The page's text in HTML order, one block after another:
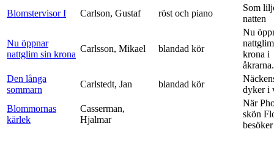
Blomstervisor I
Carlson, Gustaf röst och piano
Som
natten
Nu öppnar
nattglim sin krona
Carlsson, Mikael blandad kör
Nu
krona i
Den långa
sommarn
Carlstedt, Jan blandad kör
dyker i
Blommornas
kärlek
Casserman,
Hjalmar
När
skön
besöker